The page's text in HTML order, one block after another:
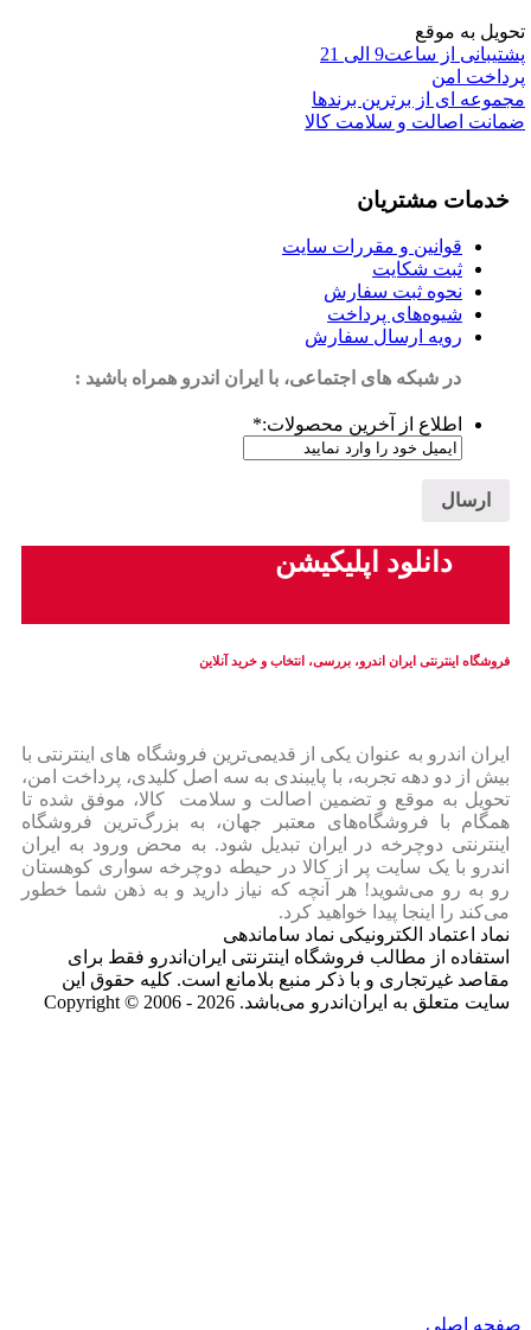
تحویل به موقع
پشتیبانی از ساعت9 الی 21
پرداخت امن
مجموعه ای از برترین برندها
ضمانت اصالت و سلامت کالا
خدمات مشتریان
قوانین و مقررات سایت
ثبت شکایت
نحوه ثبت سفارش
شیوه‌های پرداخت
رویه ارسال سفارش
در شبکه های اجتماعی، با ایران اندرو همراه باشید :
اطلاع از آخرین محصولات:*
دانلود اپلیکیشن
فروشگاه اینترنتی ایران‌ اندرو، بررسی، انتخاب و خرید آنلاین
ایران‌ اندرو به عنوان یکی از قدیمی‌ترین فروشگاه های اینترنتی با
بیش از دو دهه تجربه، با پایبندی به سه اصل کلیدی، پرداخت امن،
تحویل به موقع و تضمین اصالت و سلامت کالا، موفق شده تا
همگام با فروشگاه‌های معتبر جهان، به بزرگ‌ترین فروشگاه
اینترنتی دوچرخه در ایران تبدیل شود. به محض ورود به ایران‌
اندرو با یک سایت پر از کالا در حیطه دوچرخه سواری کوهستان
رو به رو می‌شوید! هر آنچه که نیاز دارید و به ذهن شما خطور
می‌کند را اینجا پیدا خواهید کرد.
نماد اعتماد الکترونیکی نماد ساماندهی
استفاده از مطالب فروشگاه اینترنتی ایران‌اندرو فقط برای
مقاصد غیرتجاری و با ذکر منبع بلامانع است. کلیه حقوق این
سایت متعلق به ایران‌اندرو می‌باشد. Copyright © 2006 - 2026
صفحه اصلی